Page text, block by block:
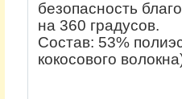
безопасность
на 360 градусов.
Состав: 53%
кокосового